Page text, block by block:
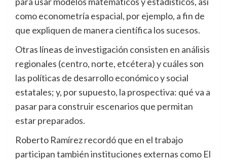
como econometría espacial, por ejemplo, a fin de
que expliquen de manera científica los sucesos.
Otras líneas de investigación consisten en análisis
regionales (centro, norte, etcétera) y cuáles son
las políticas de desarrollo económico y social
estatales; y, por supuesto, la prospectiva: qué va a
pasar para construir escenarios que permitan
estar preparados.
Roberto Ramírez recordó que en el trabajo
participan también instituciones externas como El